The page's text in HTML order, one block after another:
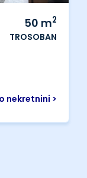
50 m2
TROSOBAN
nekretnini >